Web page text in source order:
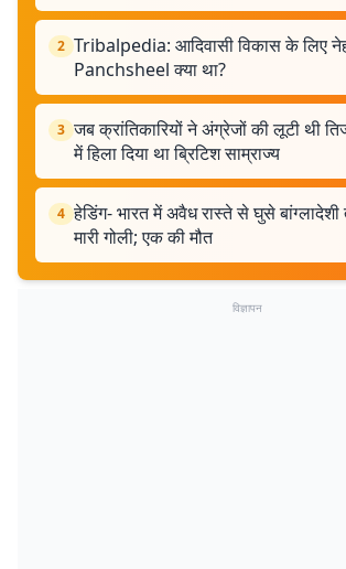
2 Tribalpedia: आदिवासी विकास के लिए
Panchsheel क्या था?
3 जब क्रांतिकारियों ने अंग्रेजों की लूटी थी
में हिला दिया था ब्रिटिश साम्राज्य
4 हेडिंग- भारत में अवैध रास्ते से घुसे
मारी गोली; एक की मौत
विज्ञापन